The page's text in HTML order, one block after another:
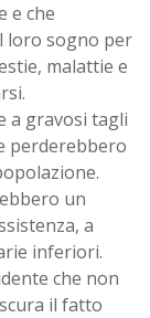
e che
loro sogno per
malattie e
a gravosi tagli
perderebbero
un
a
inferiori.
che non
il fatto